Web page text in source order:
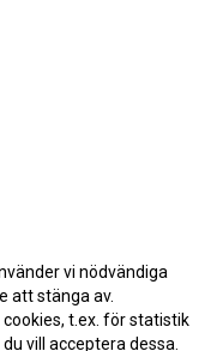
vi nödvändiga
att stänga av.
t.ex. för statistik
vill acceptera dessa.